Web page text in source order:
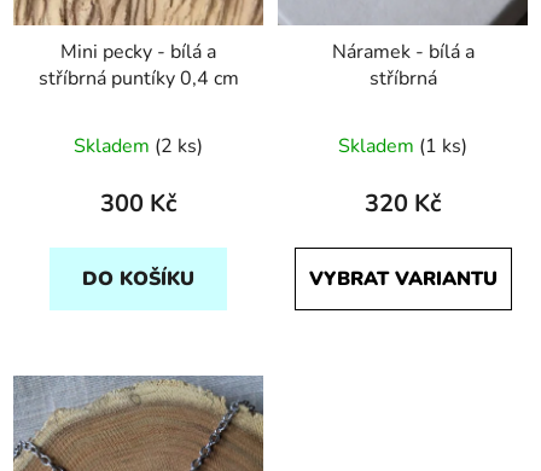
Mini pecky - bílá a
stříbrná puntíky 0,4 cm
Skladem (2 ks)
300 Kč
DO KOŠÍKU
Náramek - bílá a
stříbrná
Skladem (1 ks)
320 Kč
VYBRAT VARIANTU